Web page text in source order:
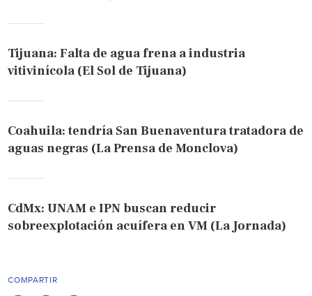
Tijuana: Falta de agua frena a industria
vitivinícola (El Sol de Tijuana)
Coahuila: tendría San Buenaventura tratadora de
aguas negras (La Prensa de Monclova)
CdMx: UNAM e IPN buscan reducir
sobreexplotación acuífera en VM (La Jornada)
COMPARTIR